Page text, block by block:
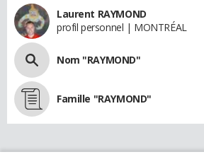
Laurent RAYMOND
profil personnel | MONTRÉAL
Nom "RAYMOND"
Famille "RAYMOND"